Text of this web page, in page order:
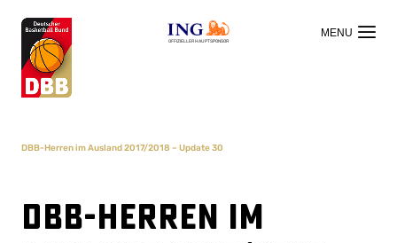
OFFIZIELLER HAUPTSPONSOR
DBB-Herren im Ausland 2017/2018 – Update 30
DBB-Herren im